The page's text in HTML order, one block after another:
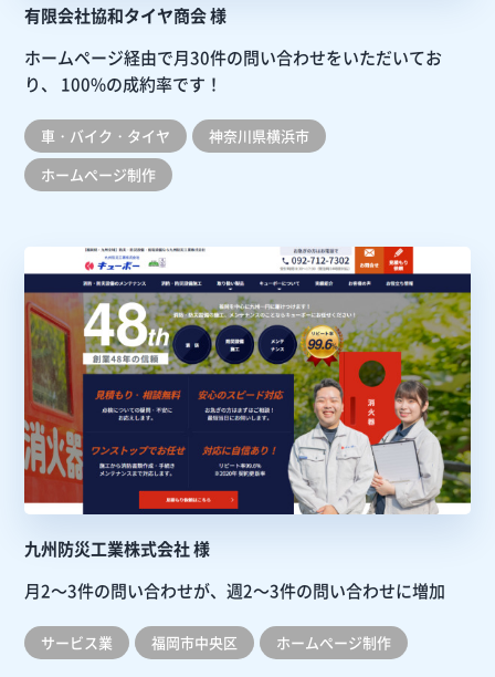
有限会社協和タイヤ商会 様
ホームページ経由で月30件の問い合わせをいただいてお
り、
100%の成約率です！
車・バイク・タイヤ
神奈川県横浜市
ホームぺージ制作
九州防災工業株式会社 様
月2～3件の問い合わせが、週2～3件の問い合わせに増加
サービス業 福岡市中央区 ホームぺージ制作